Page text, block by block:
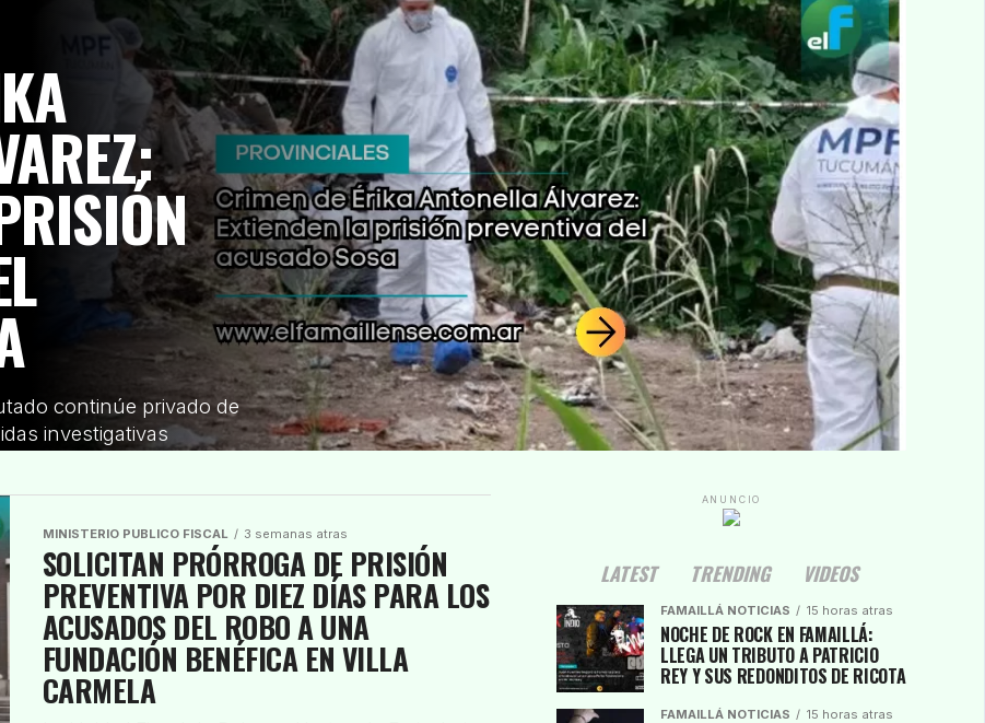
continúe privado de
investigativas
MINISTERIO PUBLICO FISCAL 3 semanas atras
SOLICITAN PRÓRROGA DE PRISIÓN
PREVENTIVA POR DIEZ DÍAS PARA LOS
ACUSADOS DEL ROBO A UNA
FUNDACIÓN BENÉFICA EN VILLA
CARMELA
ANUNCIO
LATEST TRENDING VIDEOS
FAMAILLÁ NOTICIAS 15 horas atras
NOCHE DE ROCK EN FAMAILLÁ:
LLEGA UN TRIBUTO A PATRICIO
REY Y SUS REDONDITOS DE RICOTA
FAMAILLÁ NOTICIAS 15 horas atras